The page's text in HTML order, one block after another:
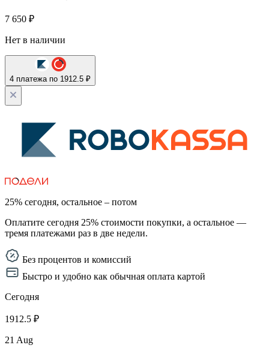
7 650 ₽
Нет в наличии
4 платежа по 1912.5 ₽
25% сегодня, остальное – потом
Оплатите сегодня 25% стоимости покупки, а остальное —
тремя платежами раз в две недели.
Без процентов и комиссий
Быстро и удобно как обычная оплата картой
Сегодня
1912.5 ₽
21 Aug